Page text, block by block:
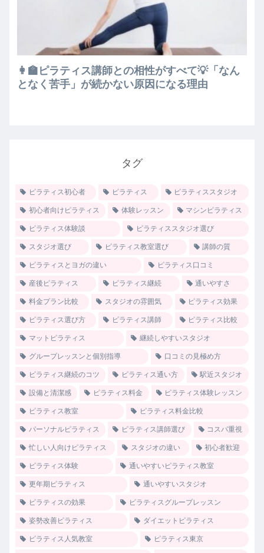
👩‍🏫ピラティス講師との相性がすべて💡「なん
となく苦手」が続かない原因になる理由
タグ
ピラティス初心者 ピラティス ピラティススタジオ
初心者向けピラティス 体験レッスン マシンピラティス
ピラティス体験談 ピラティススタジオ選び
スタジオ選び ピラティス教室選び 講師の質
ピラティスとヨガの違い ピラティス口コミ
産後ピラティス ピラティス継続 通いやすさ
料金プラン比較 スタジオの雰囲気 ピラティス効果
ピラティス選び方 ピラティス講師 ピラティス比較
マットピラティス 継続しやすいスタジオ
グループレッスンと個別指導 口コミの見極め方
ピラティス継続のコツ ピラティス通い方 駅近スタジオ
設備と清潔感 ピラティス料金 ピラティス体験レッスン
ピラティス教室 ピラティス料金比較
パーソナルピラティス ピラティス講師選び コスパ重視
忙しい人向けピラティス スタジオの違い 初心者歓迎
ピラティス体験 通いやすいピラティス教室
更年期ピラティス 通いやすいスタジオ
ピラティスの効果 ピラティスグループレッスン
姿勢改善ピラティス ダイエットピラティス
ピラティス人気教室 ピラティス東京